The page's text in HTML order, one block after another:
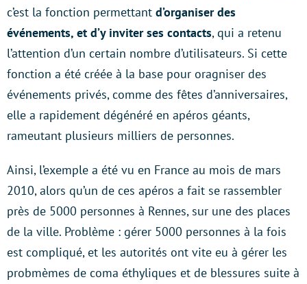
c’est la fonction permettant d’organiser des
événements, et d’y inviter ses contacts, qui a retenu
l’attention d’un certain nombre d’utilisateurs. Si cette
fonction a été créée à la base pour oragniser des
événements privés, comme des fêtes d’anniversaires,
elle a rapidement dégénéré en apéros géants,
rameutant plusieurs milliers de personnes.
Ainsi, l’exemple a été vu en France au mois de mars
2010, alors qu’un de ces apéros a fait se rassembler
près de 5000 personnes à Rennes, sur une des places
de la ville. Problème : gérer 5000 personnes à la fois
est compliqué, et les autorités ont vite eu à gérer les
probmèmes de coma éthyliques et de blessures suite à